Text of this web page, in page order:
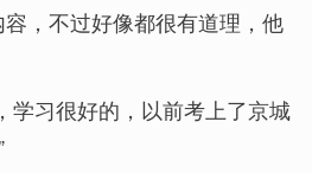
，不过好像都很有道理，他
学习很好的，以前考上了京城